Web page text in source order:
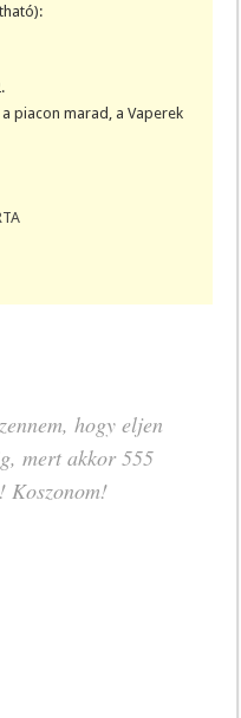
piacon marad, a Vaperek
hogy eljen
mert akkor 555
Koszonom!